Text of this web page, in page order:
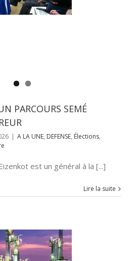
PARCOURS SEMÉ
| A LA UNE, DEFENSE, Élections,
est un général à la [...]
Lire la suite